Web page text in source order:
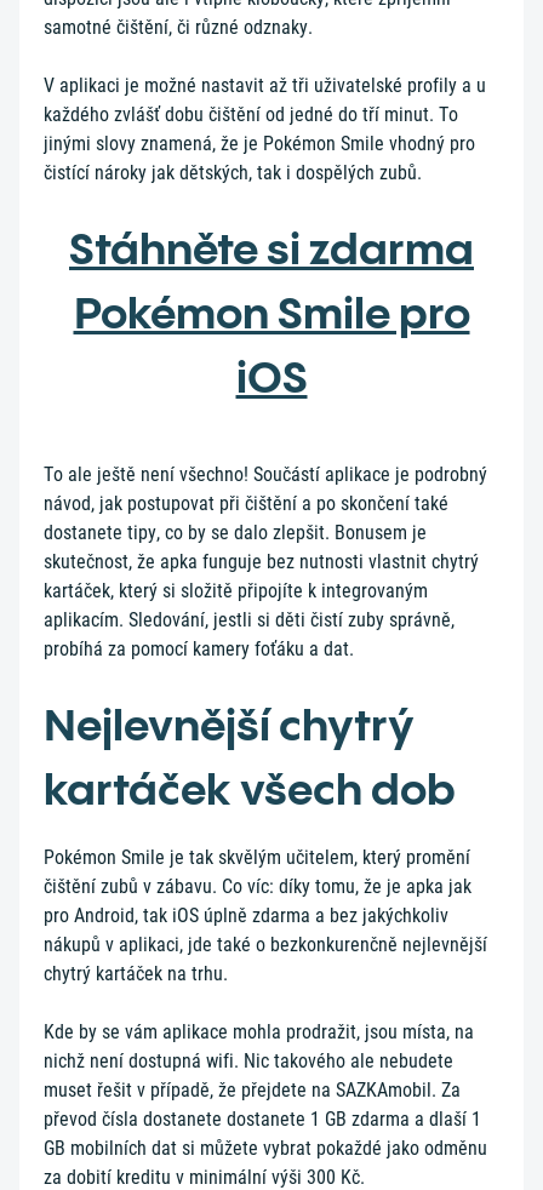
samotné čištění, či různé odznaky.
V aplikaci je možné nastavit až tři uživatelské profily a u
každého zvlášť dobu čištění od jedné do tří minut. To
jinými slovy znamená, že je Pokémon Smile vhodný pro
čistící nároky jak dětských, tak i dospělých zubů.
Stáhněte si zdarma
Pokémon Smile pro
iOS
To ale ještě není všechno! Součástí aplikace je podrobný
návod, jak postupovat při čištění a po skončení také
dostanete tipy, co by se dalo zlepšit. Bonusem je
skutečnost, že apka funguje bez nutnosti vlastnit chytrý
kartáček, který si složitě připojíte k integrovaným
aplikacím. Sledování, jestli si děti čistí zuby správně,
probíhá za pomocí kamery foťáku a dat.
Nejlevnější chytrý
kartáček všech dob
Pokémon Smile je tak skvělým učitelem, který promění
čištění zubů v zábavu. Co víc: díky tomu, že je apka jak
pro Android, tak iOS úplně zdarma a bez jakýchkoliv
nákupů v aplikaci, jde také o bezkonkurenčně nejlevnější
chytrý kartáček na trhu.
Kde by se vám aplikace mohla prodražit, jsou místa, na
nichž není dostupná wifi. Nic takového ale nebudete
muset řešit v případě, že přejdete na SAZKAmobil. Za
převod čísla dostanete dostanete 1 GB zdarma a dlaší 1
GB mobilních dat si můžete vybrat pokaždé jako odměnu
za dobití kreditu v minimální výši 300 Kč.